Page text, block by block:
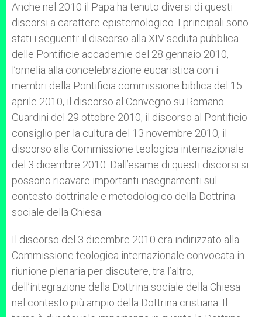
Anche nel 2010 il Papa ha tenuto diversi di questi
discorsi a carattere epistemologico. I principali sono
stati i seguenti: il discorso alla XIV seduta pubblica
delle Pontificie accademie del 28 gennaio 2010,
l’omelia alla concelebrazione eucaristica con i
membri della Pontificia commissione biblica del 15
aprile 2010, il discorso al Convegno su Romano
Guardini del 29 ottobre 2010, il discorso al Pontificio
consiglio per la cultura del 13 novembre 2010, il
discorso alla Commissione teologica internazionale
del 3 dicembre 2010. Dall’esame di questi discorsi si
possono ricavare importanti insegnamenti sul
contesto dottrinale e metodologico della Dottrina
sociale della Chiesa.
Il discorso del 3 dicembre 2010 era indirizzato alla
Commissione teologica internazionale convocata in
riunione plenaria per discutere, tra l’altro,
dell’integrazione della Dottrina sociale della Chiesa
nel contesto più ampio della Dottrina cristiana. Il